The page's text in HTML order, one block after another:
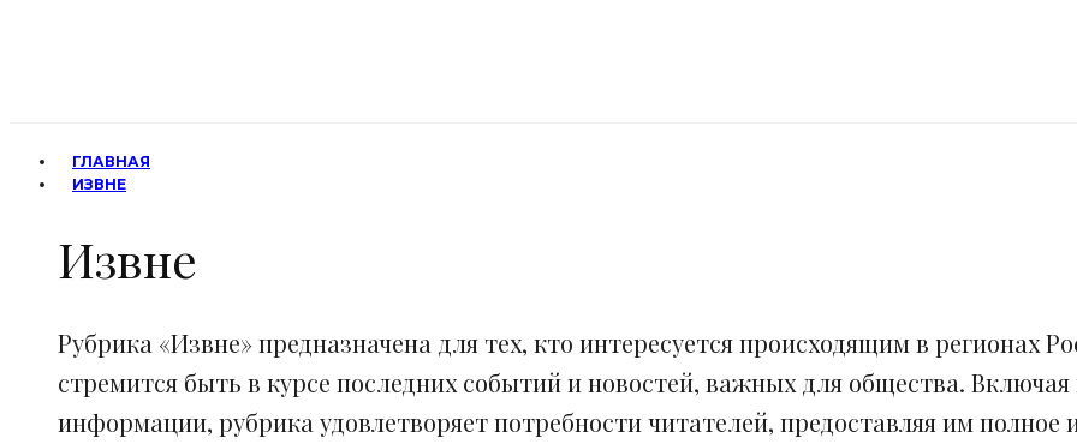
ГЛАВНАЯ
ИЗВНЕ
Извне
Рубрика «Извне» предназначена для тех, кто интересуется происходящим в регионах
стремится быть в курсе последних событий и новостей, важных для общества.
информации, рубрика удовлетворяет потребности читателей, предоставляя им полное